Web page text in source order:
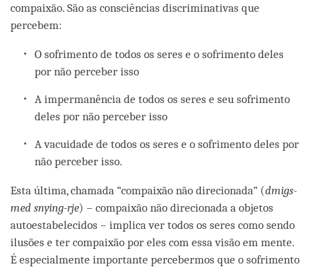
compaixão. São as consciências discriminativas que
percebem:
O sofrimento de todos os seres e o sofrimento deles
por não perceber isso
A impermanência de todos os seres e seu sofrimento
deles por não perceber isso
A vacuidade de todos os seres e o sofrimento deles por
não perceber isso.
Esta última, chamada “compaixão não direcionada” (dmigs-
med snying-rje) – compaixão não direcionada a objetos
autoestabelecidos – implica ver todos os seres como sendo
ilusões e ter compaixão por eles com essa visão em mente.
É especialmente importante percebermos que o sofrimento